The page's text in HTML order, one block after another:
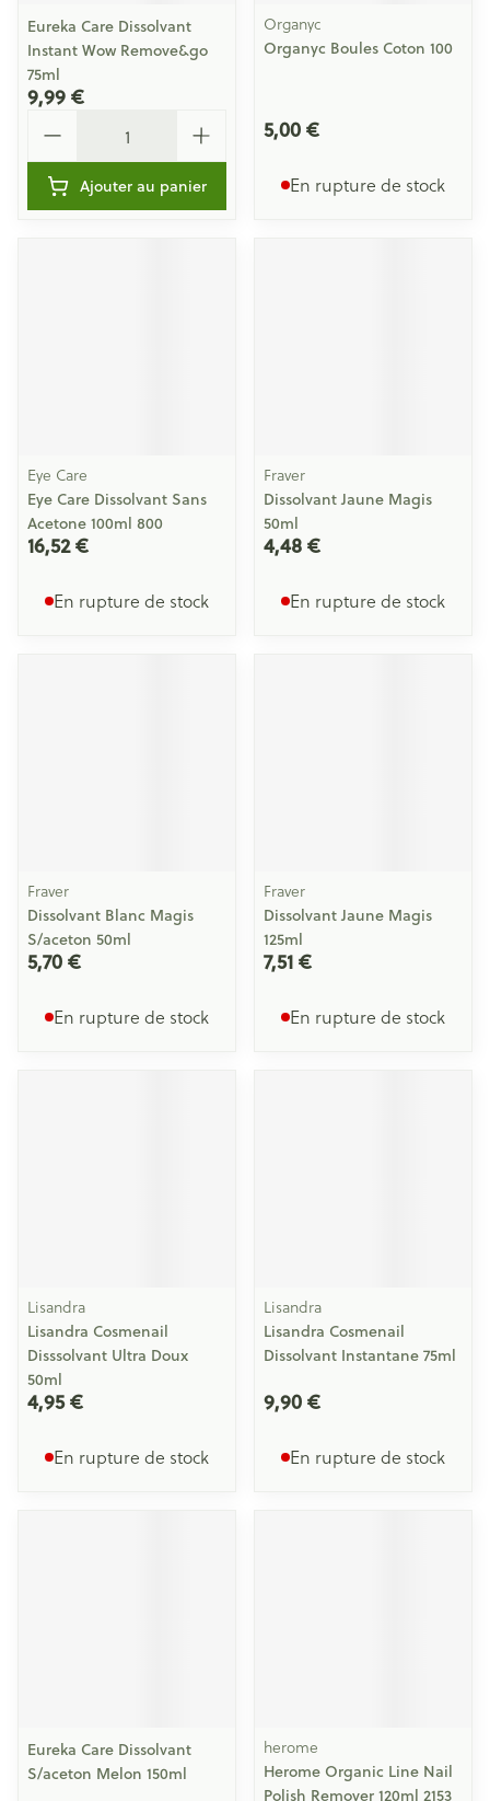
Eureka Care Dissolvant
Instant Wow Remove&go
75ml
9,99 €
Ajouter au panier
Organyc
Organyc Boules Coton 100
5,00 €
En rupture de stock
Eye Care
Eye Care Dissolvant Sans
Acetone 100ml 800
16,52 €
En rupture de stock
Fraver
Dissolvant Jaune Magis
50ml
4,48 €
En rupture de stock
Fraver
Dissolvant Blanc Magis
S/aceton 50ml
5,70 €
En rupture de stock
Fraver
Dissolvant Jaune Magis
125ml
7,51 €
En rupture de stock
Lisandra
Lisandra Cosmenail
Disssolvant Ultra Doux
50ml
4,95 €
En rupture de stock
Lisandra
Lisandra Cosmenail
Dissolvant Instantane 75ml
9,90 €
En rupture de stock
Eureka Care Dissolvant
S/aceton Melon 150ml
herome
Herome Organic Line Nail
Polish Remover 120ml 2153